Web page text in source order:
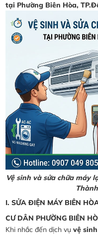
tại Phường Biên Hòa,
Vệ sinh và sửa chữa máy
I. SỬA ĐIỆN MÁY BIÊN
CƯ DÂN PHƯỜNG BIÊN
Khi nhắc đến dịch vụvệ